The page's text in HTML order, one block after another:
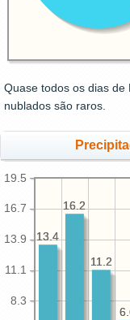
Quase todos os dias
nublados são raros.
8.3
11.1
13.9
16.7
19.5
11.2
16.2
13.4
11.2
16.2
13.4